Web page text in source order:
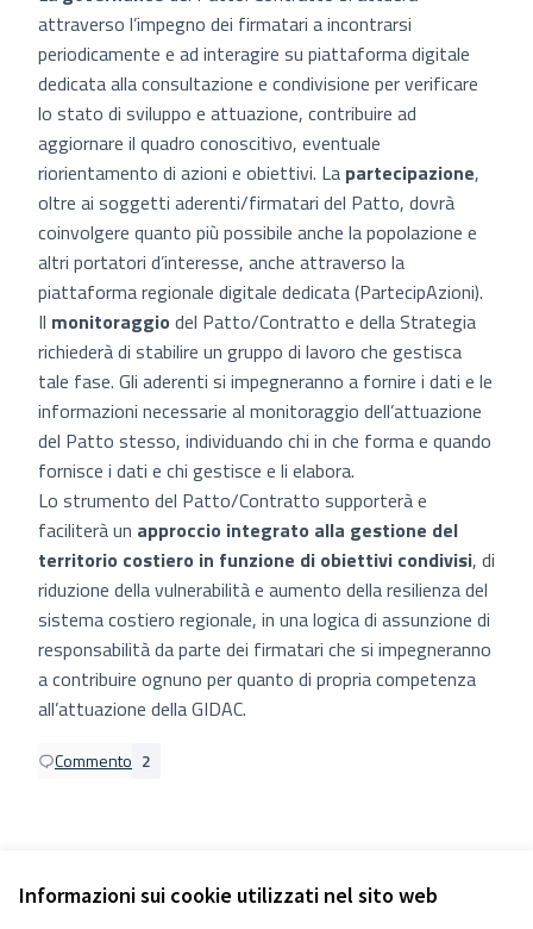
Informazioni sui cookie utilizzati nel sito web
attraverso l’impegno dei firmatari a incontrarsi
periodicamente e ad interagire su piattaforma digitale
dedicata alla consultazione e condivisione per verificare
lo stato di sviluppo e attuazione, contribuire ad
aggiornare il quadro conoscitivo, eventuale
riorientamento di azioni e obiettivi. La partecipazione,
oltre ai soggetti aderenti/firmatari del Patto, dovrà
coinvolgere quanto più possibile anche la popolazione e
altri portatori d’interesse, anche attraverso la
piattaforma regionale digitale dedicata (PartecipAzioni).
Il monitoraggio del Patto/Contratto e della Strategia
richiederà di stabilire un gruppo di lavoro che gestisca
tale fase. Gli aderenti si impegneranno a fornire i dati e le
informazioni necessarie al monitoraggio dell’attuazione
del Patto stesso, individuando chi in che forma e quando
fornisce i dati e chi gestisce e li elabora.
Lo strumento del Patto/Contratto supporterà e
faciliterà un approccio integrato alla gestione del
territorio costiero in funzione di obiettivi condivisi, di
riduzione della vulnerabilità e aumento della resilienza del
sistema costiero regionale, in una logica di assunzione di
responsabilità da parte dei firmatari che si impegneranno
a contribuire ognuno per quanto di propria competenza
all’attuazione della GIDAC.
Commento 2